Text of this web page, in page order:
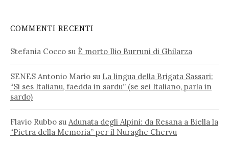
COMMENTI RECENTI
Stefania Cocco su È morto Ilio Burruni di Ghilarza
SENES Antonio Mario su La lingua della Brigata Sassari:
“Si ses Italianu, faedda in sardu” (se sei Italiano, parla in
sardo)
Flavio Rubbo su Adunata degli Alpini: da Resana a Biella la
“Pietra della Memoria” per il Nuraghe Chervu